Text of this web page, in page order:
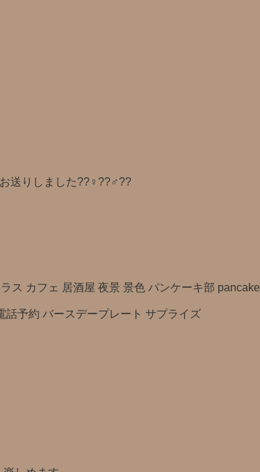
送りしました??‍♀️??‍♂️??
ス カフェ 居酒屋 夜景 景色 パンケーキ部 pancake
話予約 バースデープレート サプライズ